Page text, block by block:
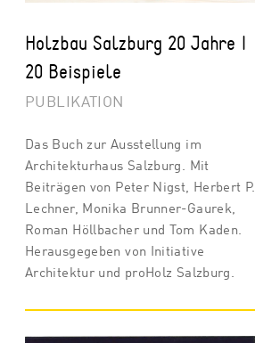
Holzbau Salzburg 20 Jahre |
20 Beispiele
PUBLIKATION
Das Buch zur Ausstellung im
Architekturhaus Salzburg. Mit
Beiträgen von Peter Nigst, Herbert P.
Lechner, Monika Brunner-Gaurek,
Roman Höllbacher und Tom Kaden.
Herausgegeben von Initiative
Architektur und proHolz Salzburg.